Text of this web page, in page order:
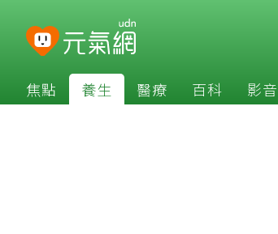
焦點 養生 醫療 百科 影音